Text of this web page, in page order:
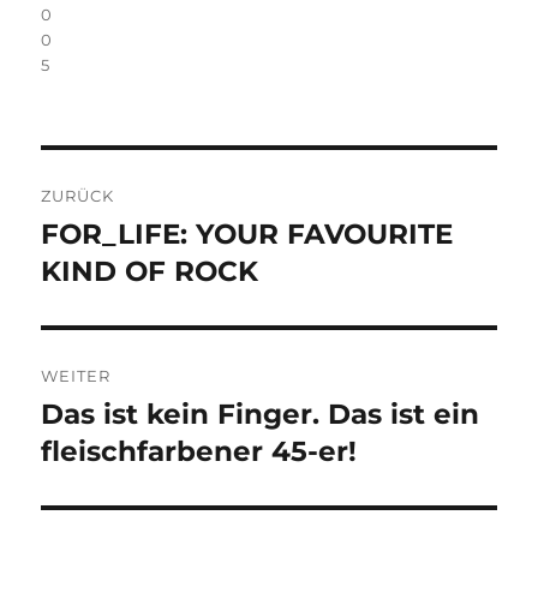
0
0
5
ZURÜCK
Vorheriger
Beitrag:
FOR_LIFE: YOUR FAVOURITE
KIND OF ROCK
WEITER
Nächster
Beitrag:
Das ist kein Finger. Das ist ein
fleischfarbener 45-er!